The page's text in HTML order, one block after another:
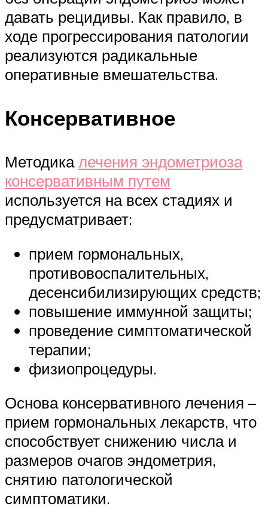
давать рецидивы. Как правило, в
ходе прогрессирования патологии
реализуются радикальные
оперативные вмешательства.
Консервативное
Методикалечения эндометриоза
консервативным путем
используется на всех стадиях и
предусматривает:
прием гормональных,
противовоспалительных,
десенсибилизирующих средств;
повышение иммунной защиты;
проведение симптоматической
терапии;
физиопроцедуры.
Основа консервативного лечения –
прием гормональных лекарств, что
способствует снижению числа и
размеров очагов эндометрия,
снятию патологической
симптоматики.